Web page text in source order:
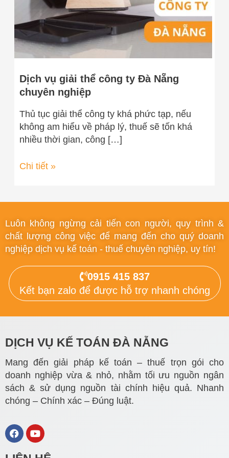
Dịch vụ giải thể công ty Đà Nẵng
chuyên nghiệp
Thủ tục giải thể công ty khá phức tạp, nếu
không am hiểu về pháp lý, thuế sẽ tốn khá
nhiều thời gian, công […]
Nẵng
chuyên
nghiệp
Chi tiết »
Luôn không ngừng cải tiến con người, quy trình &
chất lượng công việc để mang đến cho quý doanh
nghiệp dịch vụ kế toán - thuế chuyên nghiệp, uy tín!
0915 415 837
Kết bạn zalo để được hỗ trợ nhanh chóng
DỊCH VỤ KẾ TOÁN ĐÀ NẴNG
Mang đến giải pháp kế toán – thuế trọn gói cho
doanh nghiệp vừa & nhỏ, nhằm tối ưu nguồn ngân
sách & sử dụng nguồn tài chính hiệu quả. Nhanh
chóng – Chính xác – Đúng luật.
F
a
e
Y
o
t